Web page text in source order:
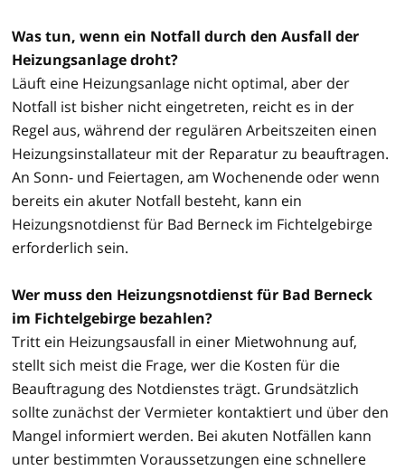
Was tun, wenn ein Notfall durch den Ausfall der
Heizungsanlage droht?
Läuft eine Heizungsanlage nicht optimal, aber der
Notfall ist bisher nicht eingetreten, reicht es in der
Regel aus, während der regulären Arbeitszeiten einen
Heizungsinstallateur mit der Reparatur zu beauftragen.
An Sonn- und Feiertagen, am Wochenende oder wenn
bereits ein akuter Notfall besteht, kann ein
Heizungsnotdienst für Bad Berneck im Fichtelgebirge
erforderlich sein.
Wer muss den Heizungsnotdienst für Bad Berneck
im Fichtelgebirge bezahlen?
Tritt ein Heizungsausfall in einer Mietwohnung auf,
stellt sich meist die Frage, wer die Kosten für die
Beauftragung des Notdienstes trägt. Grundsätzlich
sollte zunächst der Vermieter kontaktiert und über den
Mangel informiert werden. Bei akuten Notfällen kann
unter bestimmten Voraussetzungen eine schnellere